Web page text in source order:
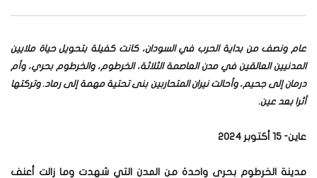
عام ونصف من بداية الحرب في السودان، كانت كفيلة بتحويل حياة ملايين
المدنيين العالقين في مدن العاصمة الثلاثة، الخرطوم، والخرطوم بحري، وأم
درمان إلى جحيم، وأحالت نيران المتحاربين بنى تحتية مهمة إلى رماد. وتركتها
أثرا بعد عين.
عاين- 15 أكتوبر 2024
مدينة الخرطوم بحرى واحدة من المدن التي شهدت وما زالت أعنف